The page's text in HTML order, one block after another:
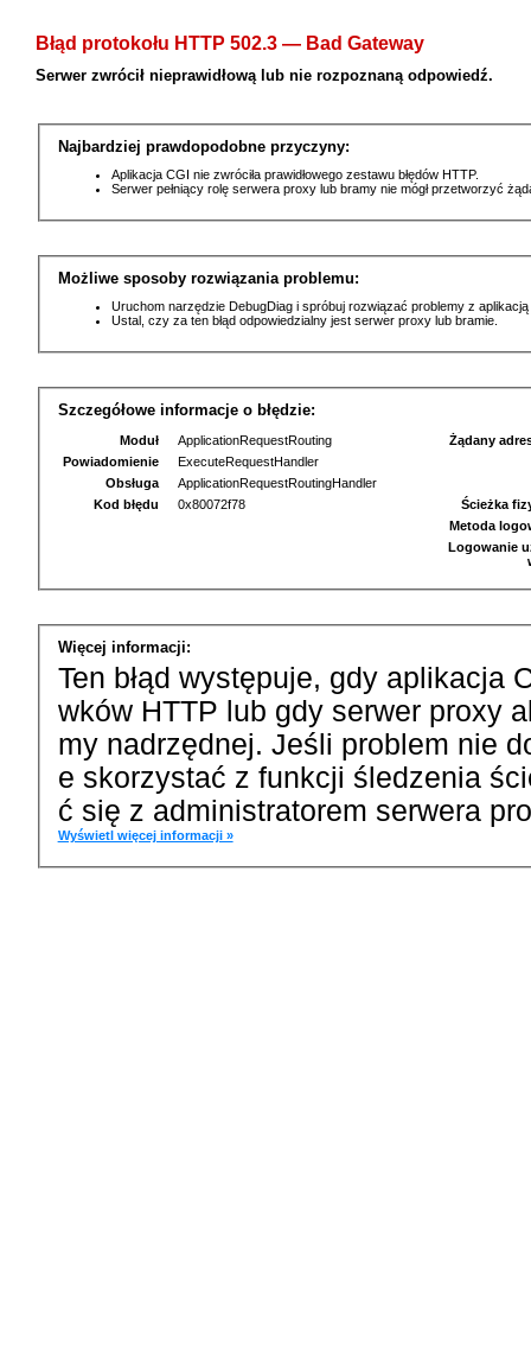
Błąd protokołu HTTP 502.3 — Bad Gateway
Serwer zwrócił nieprawidłową lub nie rozpoznaną odpowiedź.
Najbardziej prawdopodobne przyczyny:
Aplikacja CGI nie zwróciła prawidłowego zestawu błędów HTTP.
Serwer pełniący rolę serwera proxy lub bramy nie mógł przetworzyć
Możliwe sposoby rozwiązania problemu:
Uruchom narzędzie DebugDiag i spróbuj rozwiązać problemy z
Ustal, czy za ten błąd odpowiedzialny jest serwer proxy lub bramie.
Szczegółowe informacje o błędzie:
Moduł
ApplicationRequestRouting
Powiadomienie
ExecuteRequestHandler
Obsługa
ApplicationRequestRoutingHandler
Kod błędu
0x80072f78
Żądany
Ścieżka
Metoda
Logowanie
Więcej informacji:
Ten błąd występuje, gdy aplikacja
wków HTTP lub gdy serwer proxy
my nadrzędnej. Jeśli problem nie
e skorzystać z funkcji śledzenia
ć się z administratorem serwera
Wyświetl więcej informacji »